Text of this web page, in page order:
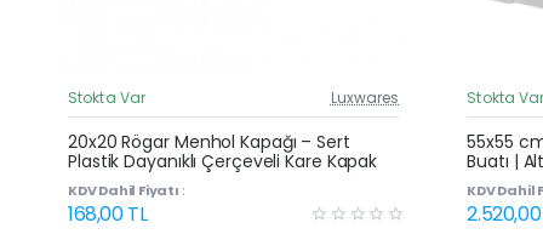
Güncel Fiyat
Stokta Var Luxwares
20x20 Rögar Menhol Kapağı – Sert
Plastik Dayanıklı Çerçeveli Kare Kapak
KDV Dahil Fiyatı :
168,00 TL
Stokta Var
55x55
Buatı |
Kapaklı
KDV Dahil